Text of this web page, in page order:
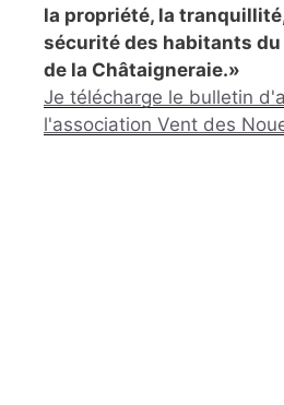
la propriété, la
sécurité des habitants
de la Châtaigneraie.»
Je télécharge le bulletin
l'association Vent des